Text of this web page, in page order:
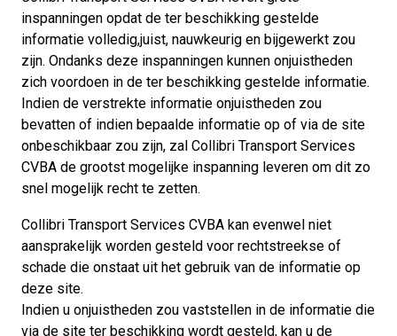
inspanningen opdat de ter beschikking gestelde
informatie volledig,juist, nauwkeurig en bijgewerkt zou
zijn. Ondanks deze inspanningen kunnen onjuistheden
zich voordoen in de ter beschikking gestelde informatie.
Indien de verstrekte informatie onjuistheden zou
bevatten of indien bepaalde informatie op of via de site
onbeschikbaar zou zijn, zal Collibri Transport Services
CVBA de grootst mogelijke inspanning leveren om dit zo
snel mogelijk recht te zetten.
Collibri Transport Services CVBA kan evenwel niet
aansprakelijk worden gesteld voor rechtstreekse of
schade die onstaat uit het gebruik van de informatie op
deze site.
Indien u onjuistheden zou vaststellen in de informatie die
via de site ter beschikking wordt gesteld, kan u de